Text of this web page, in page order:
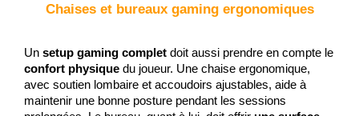
Chaises et bureaux gaming ergonomiques
Un setup gaming complet
confort physique du joueur. Une chaise ergonomique,
avec soutien lombaire et accoudoirs ajustables, aide à
maintenir une bonne posture pendant les sessions